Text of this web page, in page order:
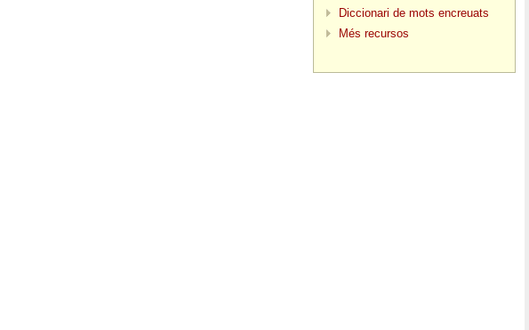
Diccionari de mots encreuats
Més recursos